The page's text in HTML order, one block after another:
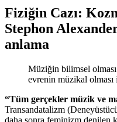
Fiziğin Cazı:
Stephon
anlama
Müziğin bilimsel
evrenin müzikal olması
“Tüm gerçekler müzik ve
Transandatalizm
daha sonra feminizm denilen